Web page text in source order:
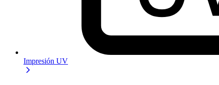
Impresión UV